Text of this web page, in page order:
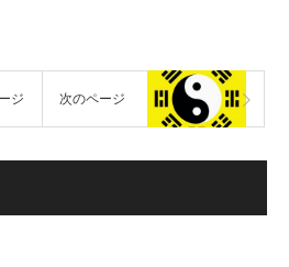
ジ 次のページ